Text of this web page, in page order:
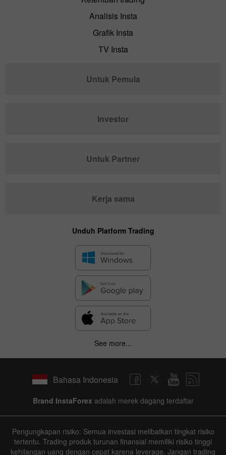
Analisis Insta
Grafik Insta
TV Insta
Untuk Pemula
Investor
Untuk Partner
Kerja sama
Unduh Platform Trading
See more...
Bahasa Indonesia
Brand InstaForex adalah merek dagang terdaftar
Pengungkapan risiko: Semua investasi melibatkan tingkat risiko
tertentu. Trading produk turunan finansial memiliki risiko tinggi
kehilangan uang dengan cepat karena leverage. Jangan trading